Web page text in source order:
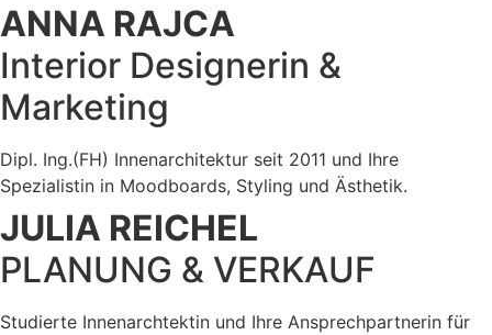
ANNA RAJCA
Interior Designerin &
Marketing
Dipl. Ing.(FH) Innenarchitektur seit 2011 und Ihre
Spezialistin in Moodboards, Styling und Ästhetik.
JULIA REICHEL
PLANUNG & VERKAUF
Studierte Innenarchtektin und Ihre Ansprechpartnerin für